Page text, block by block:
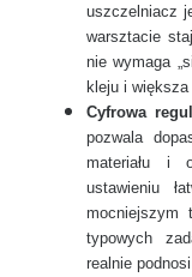
uszczelniacz
warsztacie
nie wymaga
kleju i większa
Cyfrowa
pozwala
materiału i
ustawieniu
mocniejszym
typowych
realnie